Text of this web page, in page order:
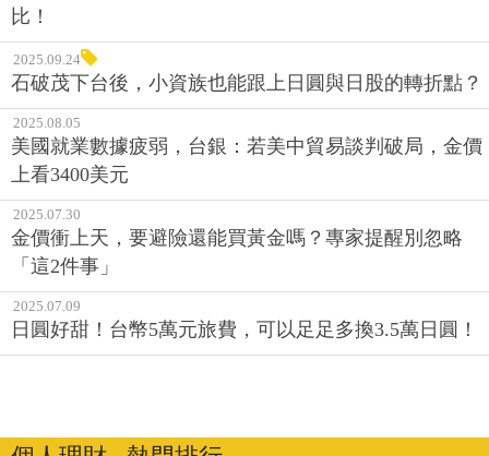
比！
2025.09.24
石破茂下台後，小資族也能跟上日圓與日股的轉折點？
2025.08.05
美國就業數據疲弱，台銀：若美中貿易談判破局，金價
上看3400美元
2025.07.30
金價衝上天，要避險還能買黃金嗎？專家提醒別忽略
「這2件事」
2025.07.09
日圓好甜！台幣5萬元旅費，可以足足多換3.5萬日圓！